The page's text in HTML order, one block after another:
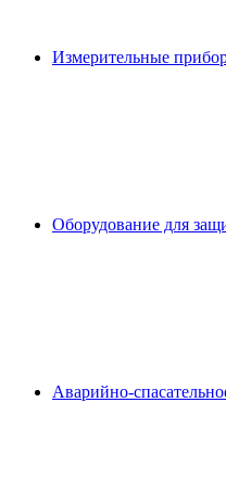
Измерительные
Оборудование для
Аварийно-